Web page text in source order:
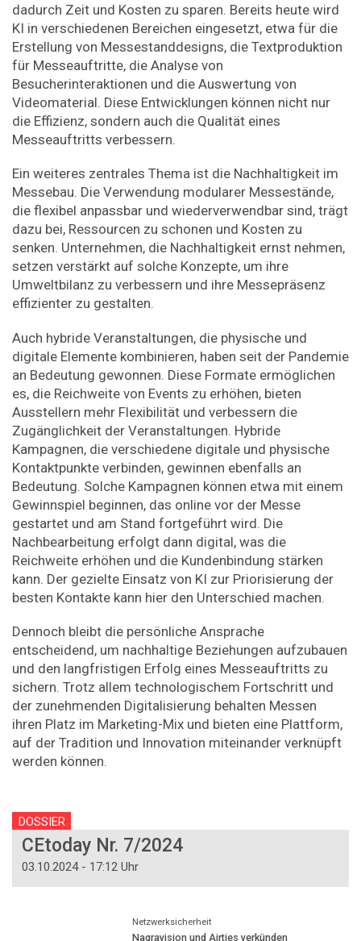
dadurch Zeit und Kosten zu sparen. Bereits heute wird
KI in verschiedenen Bereichen eingesetzt, etwa für die
Erstellung von Messestanddesigns, die Textproduktion
für Messeauftritte, die Analyse von
Besucherinteraktionen und die Auswertung von
Videomate­rial. Diese Entwicklungen können nicht nur
die Effizienz, sondern auch die Qualität eines
Messeauftritts verbessern.
Ein weiteres zentrales Thema ist die Nachhaltigkeit im
Messebau. Die Verwendung modularer Messestände,
die flexibel anpassbar und wiederverwendbar sind, trägt
dazu bei, Ressourcen zu schonen und Kosten zu
senken. Unternehmen, die Nachhaltigkeit ernst nehmen,
setzen verstärkt auf solche Konzepte, um ihre
Umweltbilanz zu verbessern und ihre Messepräsenz
effizienter zu gestalten.
Auch hybride Veranstaltungen, die physische und
digitale Elemente kombinieren, haben seit der Pandemie
an Bedeutung gewonnen. Diese Formate ermöglichen
es, die Reichweite von Events zu erhöhen, bieten
Ausstellern mehr Flexibilität und verbessern die
Zugänglichkeit der Veranstaltungen. Hybride
Kampagnen, die verschiedene digitale und physische
Kontaktpunkte verbinden, gewinnen ebenfalls an
Bedeutung. Solche Kampagnen können etwa mit einem
Gewinnspiel beginnen, das online vor der Messe
gestartet und am Stand fortgeführt wird. Die
Nachbearbeitung erfolgt dann digital, was die
Reichweite erhöhen und die Kundenbindung stärken
kann. Der gezielte Einsatz von KI zur Priorisierung der
besten Kontakte kann hier den Unterschied machen.
Dennoch bleibt die persönliche Ansprache
entscheidend, um nachhaltige Beziehungen aufzubauen
und den langfristigen Erfolg eines Messeauftritts zu
sichern. Trotz allem technologischem Fortschritt und
der zunehmenden Digitalisierung behalten Messen
ihren Platz im Marketing-Mix und bieten eine Plattform,
auf der Tradition und Innovation miteinander verknüpft
werden können.
DOSSIER
CEtoday Nr. 7/2024
03.10.2024 - 17:12 Uhr
Netzwerksicherheit
Nagravision und Airties verkünden